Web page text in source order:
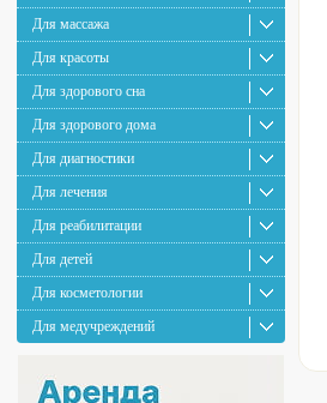
Для массажа
Для красоты
Для здорового сна
Для здорового дома
Для диагностики
Для лечения
Для реабилитации
Для детей
Для косметологии
Для медучреждений